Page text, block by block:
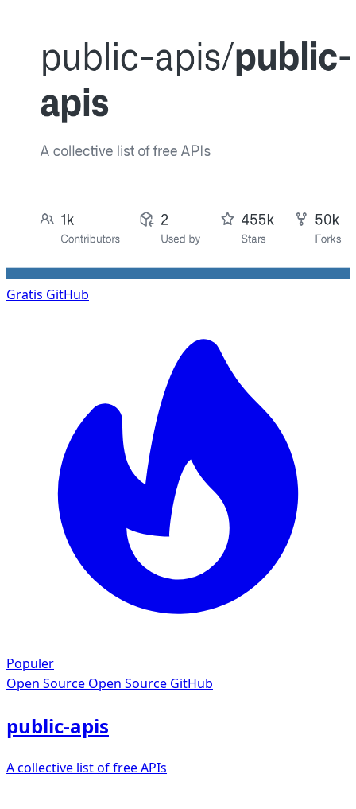
Gratis GitHub
Populer
Open Source Open Source GitHub
public-apis
A collective list of free APIs